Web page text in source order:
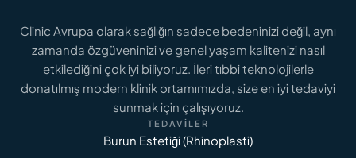
GENITAL ESTETIK FIYATLARI
Genital Estetik Fiyatları 2026: İstanbul İçin
Maliyet Analizi
DAHA FAZLASINI OKU
Clinic Avrupa olarak sağlığın sadece bedeninizi değil, aynı
zamanda özgüveninizi ve genel yaşam kalitenizi nasıl
etkilediğini çok iyi biliyoruz. İleri tıbbi teknolojilerle
donatılmış modern klinik ortamımızda, size en iyi tedaviyi
sunmak için çalışıyoruz.
TEDAVILER
Burun Estetiği (Rhinoplasti)